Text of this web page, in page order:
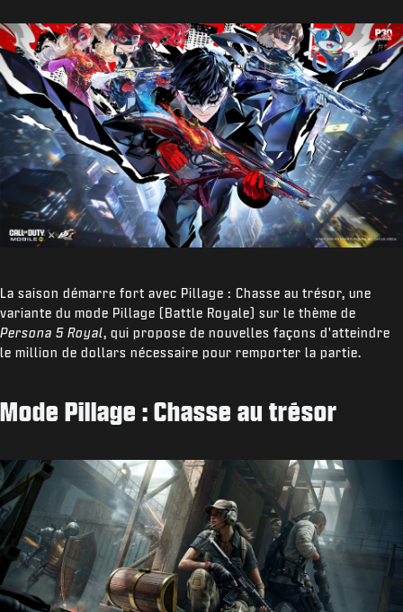
La saison démarre fort avec Pillage : Chasse au trésor, une
variante du mode Pillage (Battle Royale) sur le thème de
Persona 5 Royal, qui propose de nouvelles façons d'atteindre
le million de dollars nécessaire pour remporter la partie.
Mode Pillage : Chasse au trésor